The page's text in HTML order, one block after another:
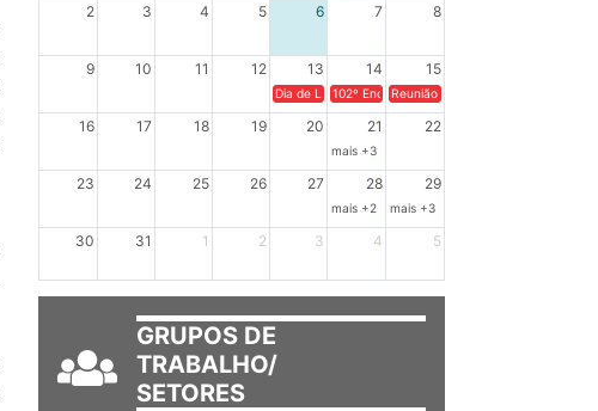
2 3 4 5 6 7 8
9 10 11 12 13 14 15
Dia de Luta em Defesa de Cuba e da Soberania dos
102º Encontro da Regional Leste, “Em terra
Reunião GTPE.
16 17 18 19 20 21 22
mais +3
23 24 25 26 27 28 29
mais +2 mais +3
30 31 1 2 3 4 5
GRUPOS DE
TRABALHO/
SETORES